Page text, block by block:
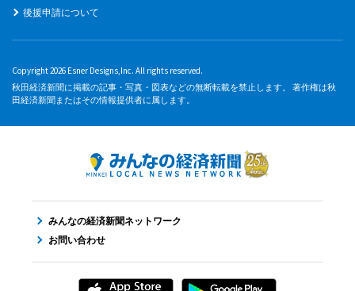
後援申請について
Copyright 2026 Esner Designs,Inc. All rights reserved.
秋田経済新聞に掲載の記事・写真・図表などの無断転載を禁止します。 著作権は秋
田経済新聞またはその情報提供者に属します。
みんなの経済新聞ネットワーク
お問い合わせ